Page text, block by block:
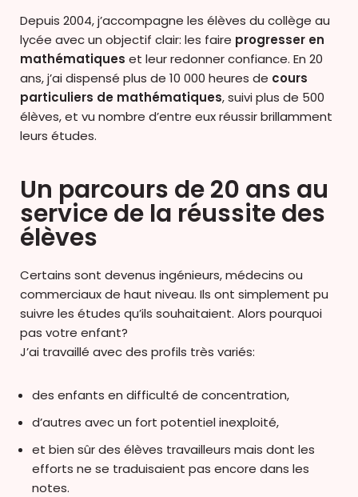
Depuis 2004, j’accompagne les élèves du collège au
lycée avec un objectif clair: les faire progresser en
mathématiques et leur redonner confiance. En 20
ans, j’ai dispensé plus de 10 000 heures de cours
particuliers de mathématiques, suivi plus de 500
élèves, et vu nombre d’entre eux réussir brillamment
leurs études.
Un parcours de 20 ans au
service de la réussite des
élèves
Certains sont devenus ingénieurs, médecins ou
commerciaux de haut niveau. Ils ont simplement pu
suivre les études qu’ils souhaitaient. Alors pourquoi
pas votre enfant?
J’ai travaillé avec des profils très variés:
des enfants en difficulté de concentration,
d’autres avec un fort potentiel inexploité,
et bien sûr des élèves travailleurs mais dont les
efforts ne se traduisaient pas encore dans les
notes.